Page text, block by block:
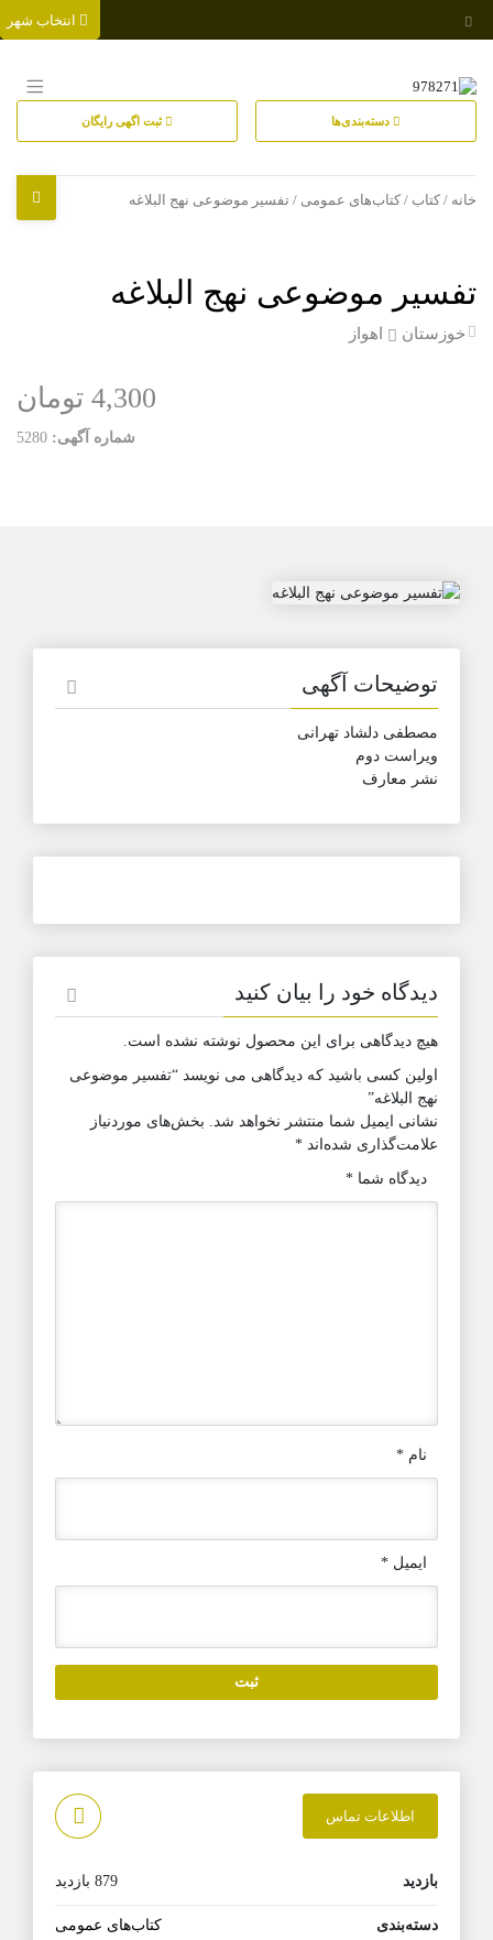
دسته‌بندی‌ها ثبت اگهی رایگان
خانه / کتاب / کتاب‌های عمومی / تفسیر موضوعی نهج البلاغه
تفسیر موضوعی نهج البلاغه
خوزستان اهواز
4,300 تومان
شماره آگهی: 5280
توضیحات آگهی
مصطفی دلشاد تهرانی
ویراست دوم
نشر معارف
دیدگاه خود را بیان کنید
هیچ دیدگاهی برای این محصول نوشته نشده است.
اولین کسی باشید که دیدگاهی می نویسد “تفسیر موضوعی
نهج البلاغه”
نشانی ایمیل شما منتشر نخواهد شد. بخش‌های موردنیاز
علامت‌گذاری شده‌اند *
دیدگاه شما *
نام *
ایمیل *
اطلاعات تماس
بازدید 879 بازدید
دسته‌بندی کتاب‌های عمومی